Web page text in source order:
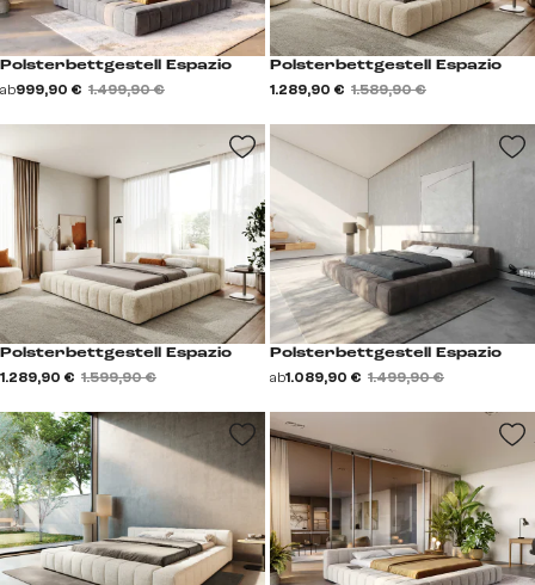
Polsterbettgestell Espazio
ab999,90 € 1.499,90 €
Polsterbettgestell Espazio
1.289,90 € 1.589,90 €
Polsterbettgestell Espazio
1.289,90 € 1.599,90 €
Polsterbettgestell Espazio
ab1.089,90 € 1.499,90 €